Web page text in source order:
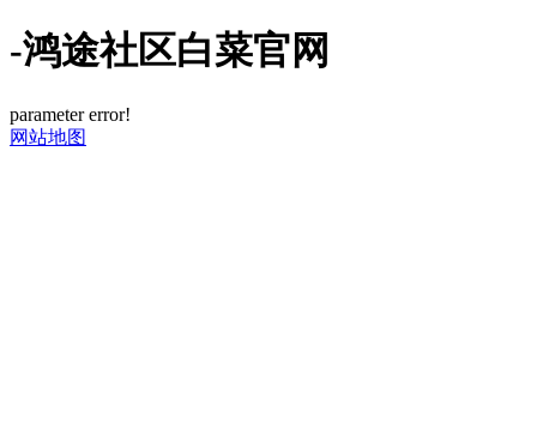
-鸿途社区白菜官网
parameter error!
网站地图